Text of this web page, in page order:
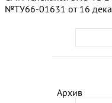
Архив
№ТУ66-01631 от 16